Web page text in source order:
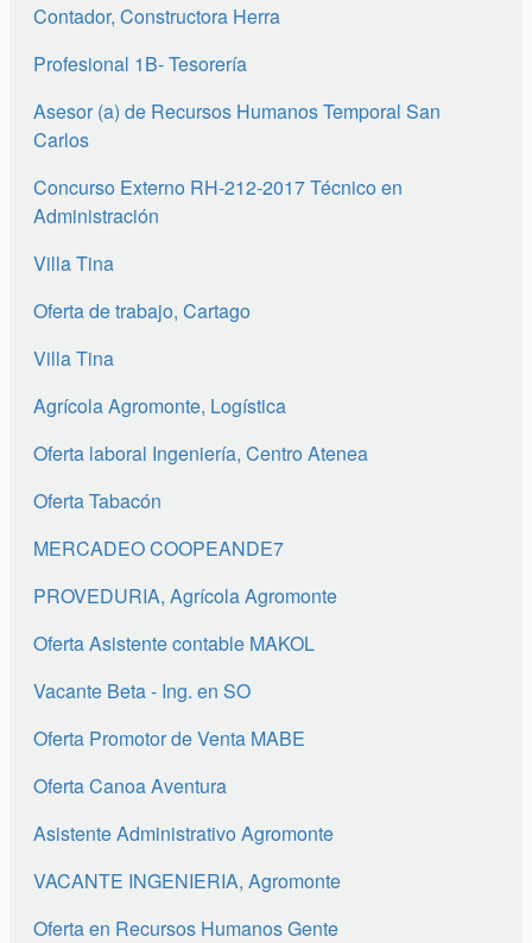
Contador, Constructora Herra
Profesional 1B- Tesorería
Asesor (a) de Recursos Humanos Temporal San
Carlos
Concurso Externo RH-212-2017 Técnico en
Administración
Villa Tina
Oferta de trabajo, Cartago
Villa Tina
Agrícola Agromonte, Logística
Oferta laboral Ingeniería, Centro Atenea
Oferta Tabacón
MERCADEO COOPEANDE7
PROVEDURIA, Agrícola Agromonte
Oferta Asistente contable MAKOL
Vacante Beta - Ing. en SO
Oferta Promotor de Venta MABE
Oferta Canoa Aventura
Asistente Administrativo Agromonte
VACANTE INGENIERIA, Agromonte
Oferta en Recursos Humanos Gente